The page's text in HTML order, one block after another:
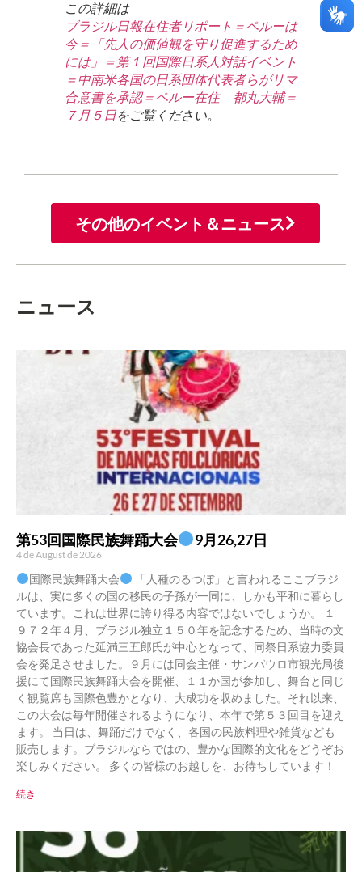
この詳細は
ブラジル日報在住者リポート＝ペルーは
今＝「先人の価値観を守り促進するため
には」＝第１回国際日系人対話イベント
＝中南米各国の日系団体代表者らがリマ
合意書を承認＝ペルー在住 都丸大輔＝
７月５日をご覧ください。
その他のイベント＆ニュース
ニュース
第53回国際民族舞踊大会 9月26,27日
4 de August de 2026
国際民族舞踊大会
「人種のるつぼ」と言われるここブラジ
ルは、実に多くの国の移民の子孫が一同に、しかも平和に暮らし
ています。これは世界に誇り得る内容ではないでしょうか。 １
９７２年４月、ブラジル独立１５０年を記念するため、当時の文
協会長であった延満三五郎氏が中心となって、同祭日系協力委員
会を発足させました。９月には同会主催・サンパウロ市観光局後
援にて国際民族舞踊大会を開催、１１か国が参加し、舞台と同じ
く観覧席も国際色豊かとなり、大成功を収めました。それ以来、
この大会は毎年開催されるようになり、本年で第５３回目を迎え
ます。 当日は、舞踊だけでなく、各国の民族料理や雑貨なども
販売します。ブラジルならではの、豊かな国際的文化をどうぞお
楽しみください。 多くの皆様のお越しを、お待ちしています！
続き